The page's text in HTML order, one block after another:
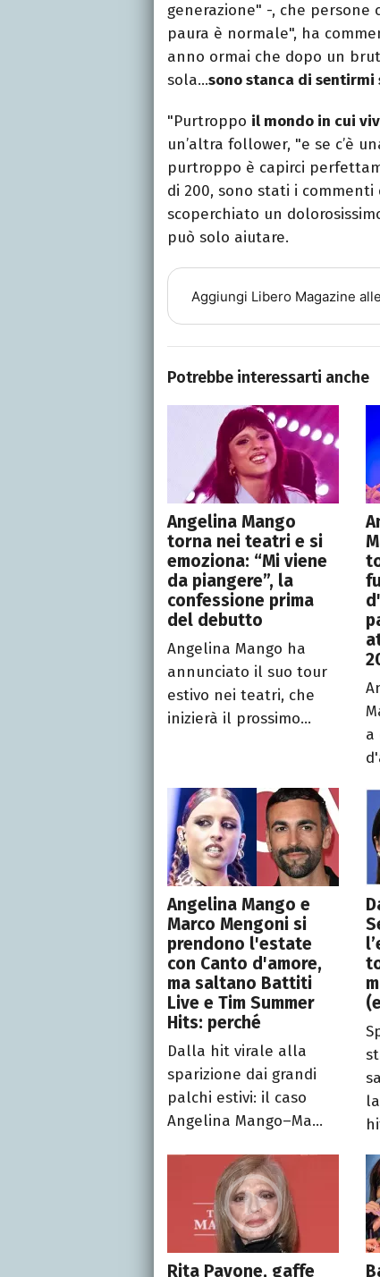
generazione" -, che persone
paura è normale", ha
anno ormai che dopo un
sola…sono stanca di sentirmi
"Purtroppo il mondo in cui
un’altra follower, "e se c’è
purtroppo è capirci
di 200, sono stati i
scoperchiato un
può solo aiutare.
Aggiungi Libero Magazine
Potrebbe interessarti anche
Angelina Mango
torna nei teatri e si
emoziona: “Mi viene
da piangere”, la
confessione prima
del debutto
Angelina Mango ha
annunciato il suo tour
estivo nei teatri, che
inizierà il prossimo...
a
Angelina Mango e
Marco Mengoni si
prendono l'estate
con Canto d'amore,
ma saltano Battiti
Live e Tim Summer
Hits: perché
Dalla hit virale alla
sparizione dai grandi
palchi estivi: il caso
Angelina Mango–Ma...
Rita Pavone, gaffe